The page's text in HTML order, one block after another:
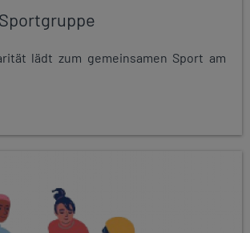
Sportgruppe
lädt zum gemeinsamen Sport am